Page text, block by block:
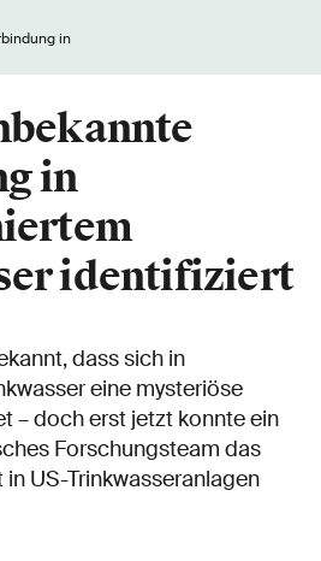
in
identifiziert
dass sich in
eine mysteriöse
– doch erst jetzt konnte ein
Forschungsteam das
US-Trinkwasseranlagen